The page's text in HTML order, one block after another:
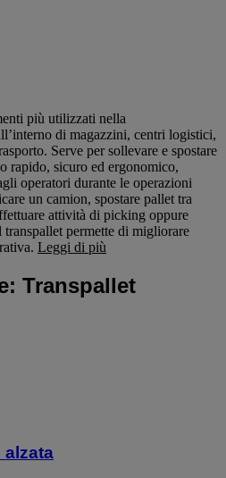
più utilizzati nella
di magazzini, centri logistici,
Serve per sollevare e spostare
rapido, sicuro ed ergonomico,
operatori durante le operazioni
un camion, spostare pallet tra
attività di picking oppure
transpallet permette di migliorare
Leggi di più
Transpallet
alzata